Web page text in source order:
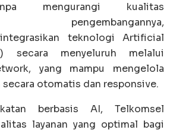
mengurangi kualitas
pengembangannya,
teknologi Artificial
secara menyeluruh melalui
yang mampu mengelola
otomatis dan responsive.
berbasis AI, Telkomsel
layanan yang optimal bagi